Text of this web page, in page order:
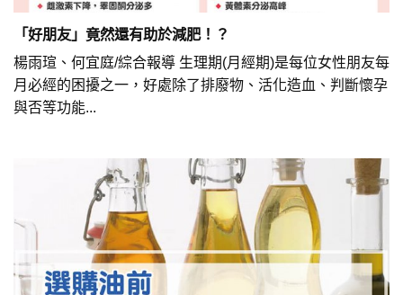
「好朋友」竟然還有助於減肥！？
楊雨瑄、何宜庭/綜合報導 生理期(月經期)是每位女性朋友每
月必經的困擾之一，好處除了排廢物、活化造血、判斷懷孕
與否等功能...